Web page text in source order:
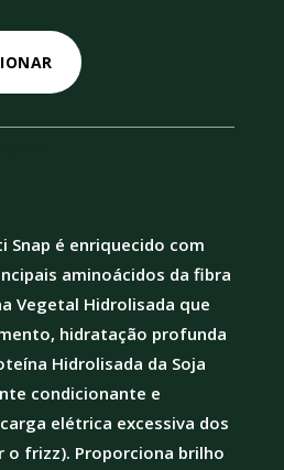
Snap é enriquecido com
aminoácidos da fibra
Vegetal Hidrolisada que
hidratação profunda
Hidrolisada da Soja
condicionante e
elétrica excessiva dos
o frizz). Proporciona brilho